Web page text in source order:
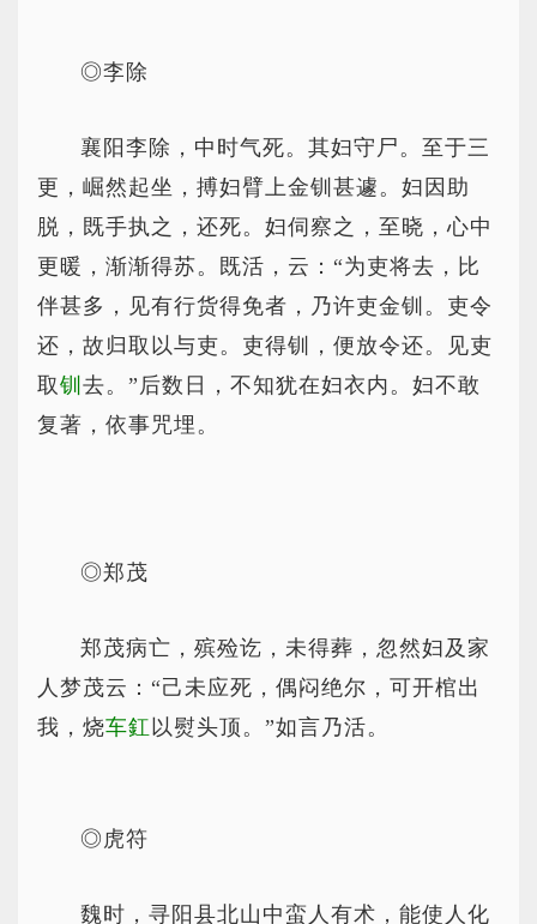
◎李除
襄阳李除，中时气死。其妇守尸。至于三
更，崛然起坐，搏妇臂上金钏甚遽。妇因助
脱，既手执之，还死。妇伺察之，至晓，心中
更暖，渐渐得苏。既活，云：“为吏将去，比
伴甚多，见有行货得免者，乃许吏金钏。吏令
还，故归取以与吏。吏得钏，便放令还。见吏
取钏 去。”后数日，不知犹在妇衣内。妇不敢
复著，依事咒埋。
◎郑茂
郑茂病亡，殡殓讫，未得葬，忽然妇及家
人梦茂云：“己未应死，偶闷绝尔，可开棺出
我，烧车釭 以熨头顶。”如言乃活。
◎虎符
魏时，寻阳县北山中蛮人有术，能使人化